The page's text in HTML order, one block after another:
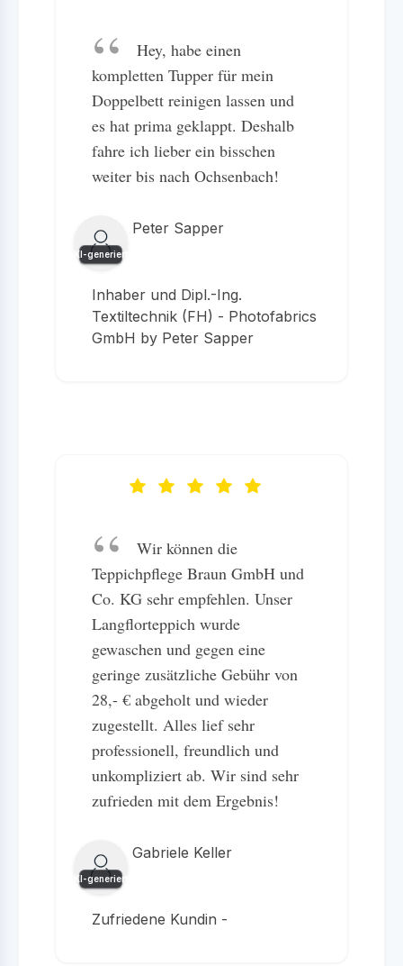
Hey, habe einen
kompletten Tupper für mein
Doppelbett reinigen lassen und
es hat prima geklappt. Deshalb
fahre ich lieber ein bisschen
weiter bis nach Ochsenbach!
KI-generiert
Peter Sapper
Inhaber und Dipl.-Ing.
Textiltechnik (FH) - Photofabrics
GmbH by Peter Sapper
Wir können die
Teppichpflege Braun GmbH und
Co. KG sehr empfehlen. Unser
Langflorteppich wurde
gewaschen und gegen eine
geringe zusätzliche Gebühr von
28,- € abgeholt und wieder
zugestellt. Alles lief sehr
professionell, freundlich und
unkompliziert ab. Wir sind sehr
zufrieden mit dem Ergebnis!
KI-generiert
Gabriele Keller
Zufriedene Kundin -